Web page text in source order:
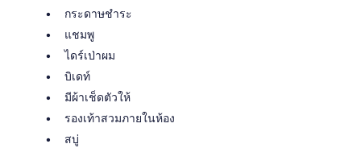
กระดาษชำระ
แชมพู
ไดร์เป่าผม
บิเดท์
มีผ้าเช็ดตัวให้
รองเท้าสวมภายในห้อง
สบู่